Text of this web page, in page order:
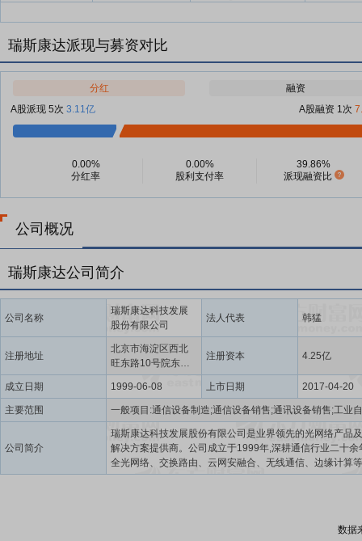
瑞斯康达派现与募资对比
分红
融资
A股派现 5次 3.11亿 A股融资 1次
0.00%
分红率
0.00%
股利支付率
39.86%
派现融资比
公司概况
瑞斯康达公司简介
公司名称
瑞斯康达科技发展
股份有限公司
法人代表 韩猛
注册地址
北京市海淀区西北
旺东路10号院东区
11号一至五层
注册资本 4.25亿
成立日期 1999-06-08 上市日期 2017-04-20
主要范围
公司简介
瑞斯康达科技发展股份有限公司是业界领先的光网络产品
解决方案提供商。公司成立于1999年,深耕通信行业二十余
全光网络、交换路由、云网安融合、无线通信、边缘计算
为客户提供信息通信基础设施建设,以及数字化、智能化转
数据